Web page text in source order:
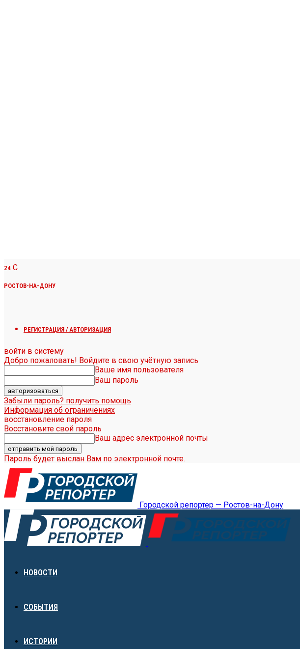
24 C
РОСТОВ-НА-ДОНУ
РЕГИСТРАЦИЯ / АВТОРИЗАЦИЯ
войти в систему
Добро пожаловать! Войдите в свою учётную запись
Ваше имя пользователя
Ваш пароль
Забыли пароль? получить помощь
Информация об ограничениях
восстановление пароля
Восстановите свой пароль
Ваш адрес электронной почты
Пароль будет выслан Вам по электронной почте.
Городской репортер — Ростов-на-Дону
НОВОСТИ
СОБЫТИЯ
ИСТОРИИ